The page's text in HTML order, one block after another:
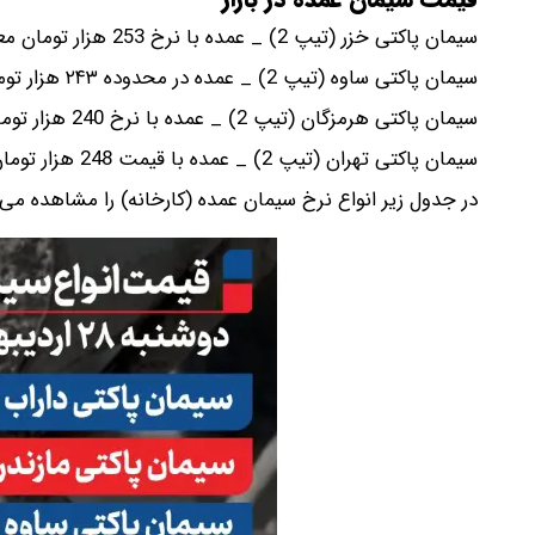
سیمان پاکتی خزر (تیپ 2) _ عمده با نرخ 253 هزار تومان معامله می‌شود.
سیمان پاکتی ساوه (تیپ 2) _ عمده در محدوده ۲۴۳ هزار تومان قرار دارد.
سیمان پاکتی هرمزگان (تیپ 2) _ عمده با نرخ 240 هزار تومان معامله می‌شود.
سیمان پاکتی تهران (تیپ 2) _ عمده با قیمت 248 هزار تومان خرید و فروش می‌شود.
در جدول زیر انواع نرخ سیمان عمده (کارخانه) را مشاهده